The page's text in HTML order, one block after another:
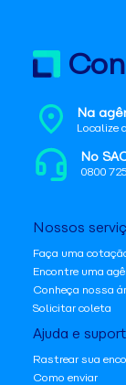
Na
Localize
No
0800
Nossos
Faça uma
Encontre uma
Conheça nossa
Solicitar coleta
Ajuda e
Rastrear sua
Como enviar